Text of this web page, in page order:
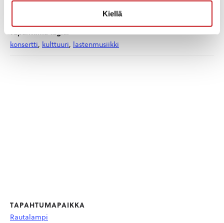
Kiellä
Tapahtuma tagia:
konsertti, kulttuuri, lastenmusiikki
TAPAHTUMAPAIKKA
Rautalampi